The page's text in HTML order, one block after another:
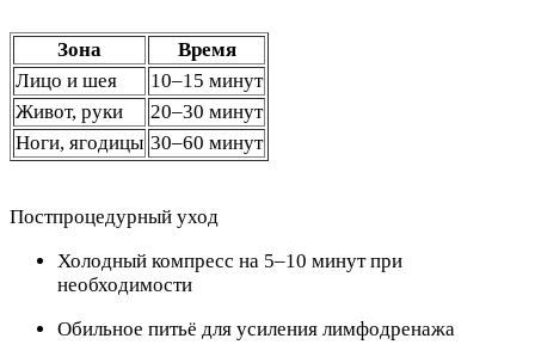
Зона
Время
Лицо и шея
10–15 минут
Живот, руки
20–30 минут
Ноги, ягодицы 30–60 минут
Постпроцедурный уход
Холодный компресс на 5–10 минут при
необходимости
Обильное питьё для усиления лимфодренажа